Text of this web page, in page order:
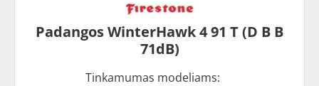
Padangos WinterHawk 4 91 T (D B B
71dB)
Tinkamumas modeliams: